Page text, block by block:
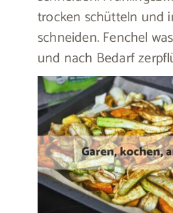
trocken schütteln und
schneiden. Fenchel
und nach Bedarf